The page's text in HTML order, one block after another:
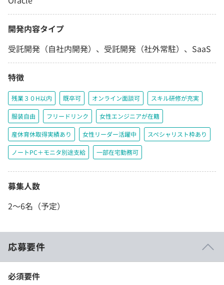
開発内容タイプ
受託開発（自社内開発）、受託開発（社外常駐）、SaaS
特徴
残業３０H以内 既卒可 オンライン面談可 スキル研修が充実
服装自由 フリードリンク 女性エンジニアが在籍
産休育休取得実績あり 女性リーダー活躍中 スペシャリスト枠あり
ノートPC＋モニタ別途支給 一部在宅勤務可
募集人数
2～6名（予定）
応募要件
必須要件